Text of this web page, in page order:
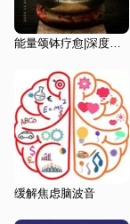
能量颂钵疗愈|深度催眠缓解压力
缓解焦虑脑波音